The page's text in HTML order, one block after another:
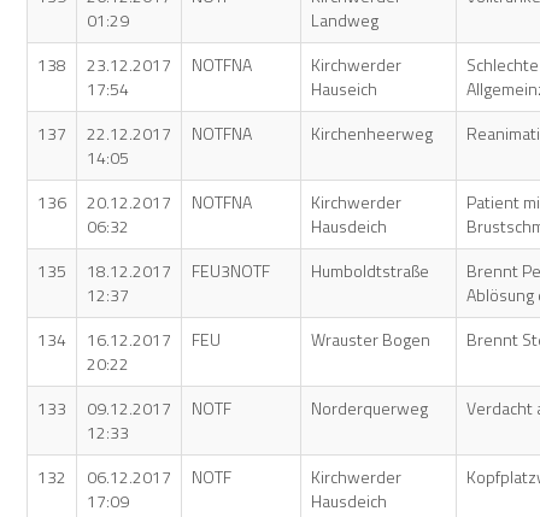
01:29
Landweg
138
23.12.2017
17:54
NOTFNA
Kirchwerder
Hauseich
137
22.12.2017
14:05
NOTFNA Kirchenheerweg
136
20.12.2017
06:32
NOTFNA
Kirchwerder
Hausdeich
Patient
135
18.12.2017
12:37
FEU3NOTF Humboldtstraße
Brennt
134
16.12.2017
20:22
FEU Wrauster Bogen Brennt
133
09.12.2017
12:33
NOTF Norderquerweg Verdacht
132
06.12.2017
17:09
NOTF
Kirchwerder
Hausdeich